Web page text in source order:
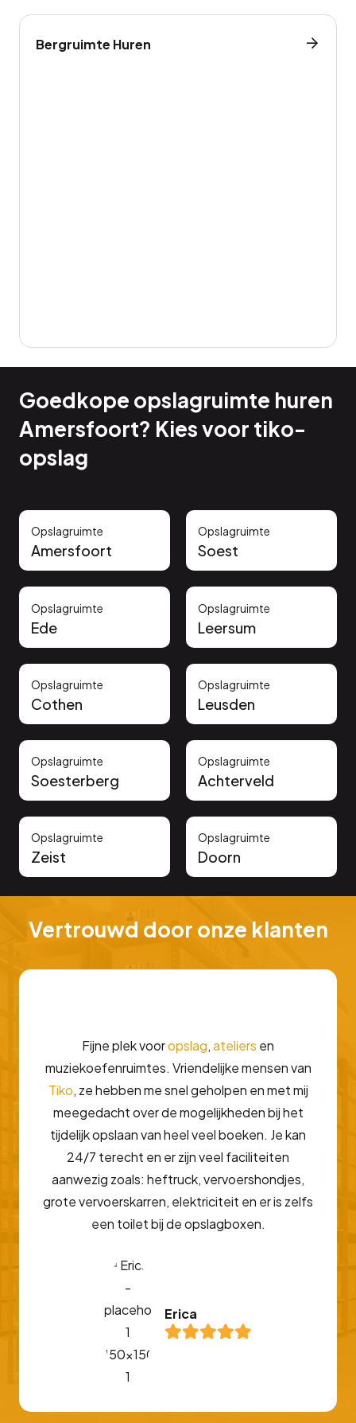
Bergruimte Huren
Goedkope opslagruimte huren
Amersfoort? Kies voor tiko-
opslag
Opslagruimte
Amersfoort
Opslagruimte
Soest
Opslagruimte
Ede
Opslagruimte
Leersum
Opslagruimte
Cothen
Opslagruimte
Leusden
Opslagruimte
Soesterberg
Opslagruimte
Achterveld
Opslagruimte
Zeist
Opslagruimte
Doorn
Vertrouwd door onze klanten
Fijne plek vooropslag,ateliers en
muziekoefenruimtes. Vriendelijke mensen van
Tiko, ze hebben me snel geholpen en met mij
meegedacht over de mogelijkheden bij het
tijdelijk opslaan van heel veel boeken. Je kan
24/7 terecht en er zijn veel faciliteiten
aanwezig zoals: heftruck, vervoershondjes,
grote vervoerskarren, elektriciteit en er is zelfs
een toilet bij de opslagboxen.
Erica